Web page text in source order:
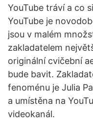
YouTube tráví a co
YouTube je
jsou v malém
zakladatelem
originální cvičební
bude bavit.
fenoménu je Julia
a umístěna na
videokanál.